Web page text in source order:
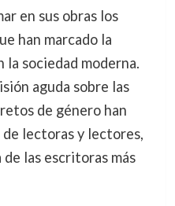
en sus obras los
han marcado la
la sociedad moderna.
aguda sobre las
de género han
lectoras y lectores,
las escritoras más